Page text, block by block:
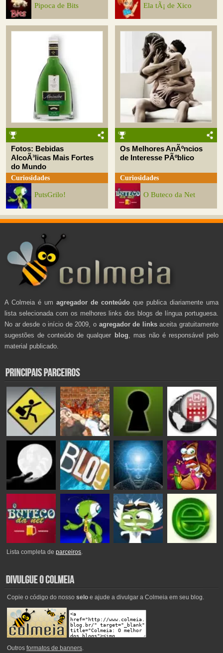
Pipoca de Bits Ela tÃ¡ de Xico
Fotos: Bebidas
AlcoÃ³licas Mais Fortes
do Mundo
Curiosidades
PutsGrilo!
Os Melhores AnÃºncios
de Interesse PÃºblico
Curiosidades
O Buteco da Net
A Colmeia é um agregador de conteúdo que publica diariamente uma
lista selecionada com os melhores links dos blogs de língua portuguesa.
No ar desde o início de 2009, o agregador de linksaceita gratuitamente
sugestões de conteúdo de qualquer blog , mas não é responsável pelo
material publicado.
Lista completa deparceiros.
Copie o código do nosso seloe ajude a divulgar a Colmeia em seu blog.
Outros formatos de banners.